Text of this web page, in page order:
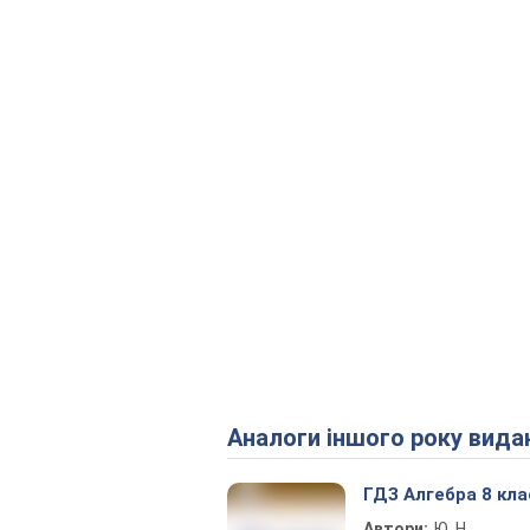
Аналоги іншого року
ГДЗ Алгебра 8